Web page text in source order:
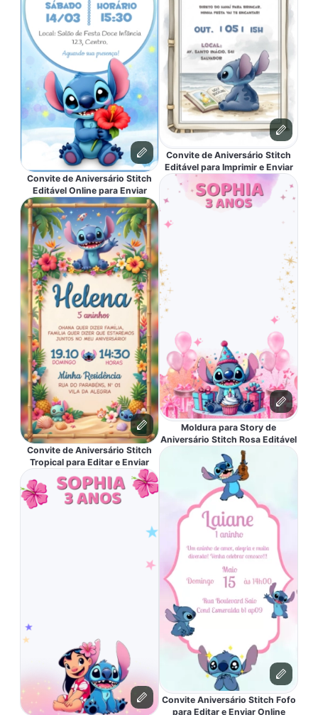
Convite de Aniversário Stitch
Editável Online para Enviar
Convite de Aniversário Stitch
Tropical para Editar e Enviar
Convite de Aniversário Stitch
Editável para Imprimir e Enviar
Moldura para Story de
Aniversário Stitch Rosa Editável
Convite Aniversário Stitch Fofo
para Editar e Enviar Online